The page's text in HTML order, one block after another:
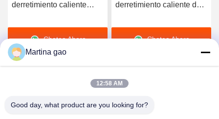
derretimiento caliente
del poliuretano 3412
Chatea Ahora
derretimiento caliente de
A para la ropa interior
inconsútilChatea Ahora
Shenzhen Tunsing Plastic Products Co., Ltd.
Martina gao
12:58 AM
Good day, what product are you looking for?